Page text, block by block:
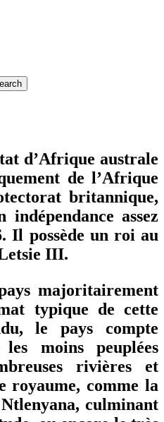
d’Afrique australe
de l’Afrique
britannique,
assez
Il possède un roi au
III.
majoritairement
typique de cette
le pays compte
moins peuplées
rivières et
royaume, comme la
culminant